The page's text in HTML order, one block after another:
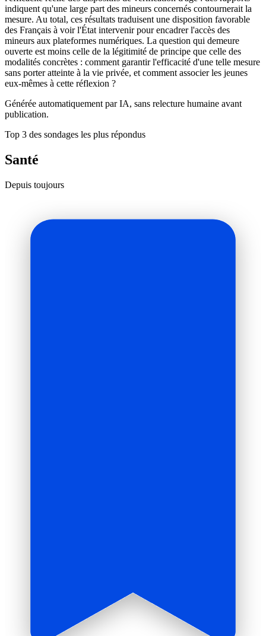
indiquent qu'une large part des mineurs concernés contournerait la
mesure. Au total, ces résultats traduisent une disposition favorable
des Français à voir l'État intervenir pour encadrer l'accès des
mineurs aux plateformes numériques. La question qui demeure
ouverte est moins celle de la légitimité de principe que celle des
modalités concrètes : comment garantir l'efficacité d'une telle mesure
sans porter atteinte à la vie privée, et comment associer les jeunes
eux-mêmes à cette réflexion ?
Générée automatiquement par IA, sans relecture humaine avant
publication.
Top 3 des sondages les plus répondus
Santé
Depuis toujours